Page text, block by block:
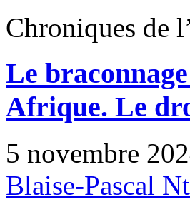
Chroniques de
Le
Afrique. Le
5 novembre
Blaise-Pascal